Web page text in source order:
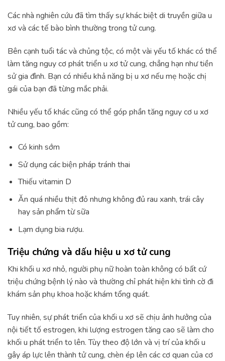
Các nhà nghiên cứu đã tìm thấy sự khác biệt di truyền giữa u
xơ và các tế bào bình thường trong tử cung.
Bên cạnh tuổi tác và chủng tộc, có một vài yếu tố khác có thể
làm tăng nguy cơ phát triển u xơ tử cung, chẳng hạn như tiền
sử gia đình. Bạn có nhiều khả năng bị u xơ nếu mẹ hoặc chị
gái của bạn đã từng mắc phải.
Nhiều yếu tố khác cũng có thể góp phần tăng nguy cơ u xơ
tử cung, bao gồm:
Có kinh sớm
Sử dụng các biện pháp tránh thai
Thiếu vitamin D
Ăn quá nhiều thịt đỏ nhưng không đủ rau xanh, trái cây
hay sản phẩm từ sữa
Lạm dụng bia rượu.
Triệu chứng và dấu hiệu u xơ tử cung
Khi khối u xơ nhỏ, người phụ nữ hoàn toàn không có bất cứ
triệu chứng bệnh lý nào và thường chỉ phát hiện khi tình cờ đi
khám sản phụ khoa hoặc khám tổng quát.
Tuy nhiên, sự phát triển của khối u xơ sẽ chịu ảnh hưởng của
nội tiết tố estrogen, khi lượng estrogen tăng cao sẽ làm cho
khối u phát triển to lên. Tùy theo độ lớn và vị trí của khối u
gây áp lực lên thành tử cung, chèn ép lên các cơ quan của cơ